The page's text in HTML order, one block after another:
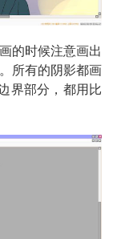
的时候注意画出
所有的阴影都画
界部分，都用比